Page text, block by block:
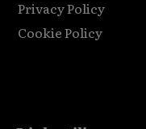
Privacy Policy
Cookie Policy